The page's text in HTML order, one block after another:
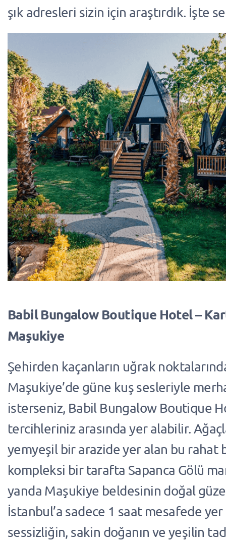
şık adresleri sizin için araştırdık. İşte
Babil Bungalow Boutique Hotel –
Maşukiye
Şehirden kaçanların uğrak
Maşukiye’de güne kuş sesleriyle
isterseniz, Babil Bungalow Boutique
tercihleriniz arasında yer alabilir.
yemyeşil bir arazide yer alan bu rahat
kompleksi bir tarafta Sapanca Gölü
yanda Maşukiye beldesinin doğal
İstanbul’a sadece 1 saat mesafede yer
sessizliğin, sakin doğanın ve yeşilin